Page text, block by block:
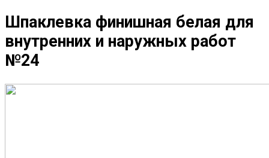
Шпаклевка финишная белая для
внутренних и наружных работ
№24